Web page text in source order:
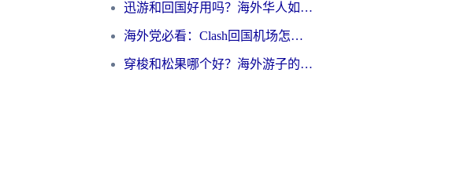
迅游和回国好用吗？海外华人如何选择靠谱的回国加速器
海外党必看：Clash回国机场怎么选？一篇搞定无缝访问国内资源的全攻略
穿梭和松果哪个好？海外游子的数字归乡路，到底该怎么选